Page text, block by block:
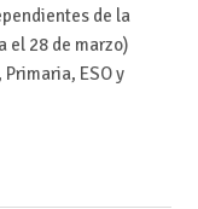
de la
el 28 de marzo)
ESO y